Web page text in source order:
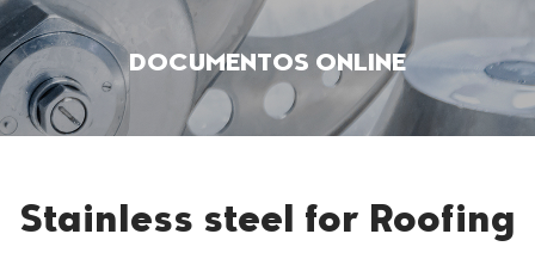
DOCUMENTOS ONLINE
Stainless steel for Roofing